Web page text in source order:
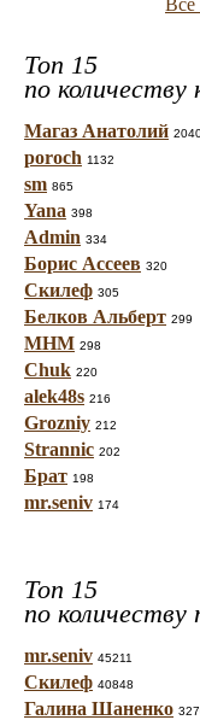
Все
Топ 15
по
Магаз Анатолий
poroch 1132
sm 865
Yana 398
Admin 334
Борис Ассеев 320
Скилеф 305
Белков Альберт 299
МНМ 298
Chuk 220
alek48s 216
Grozniy 212
Strannic 202
Брат 198
mr.seniv 174
Топ 15
по количеству
mr.seniv 45211
Скилеф 40848
Галина Шаненко